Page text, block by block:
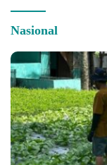
Nasional